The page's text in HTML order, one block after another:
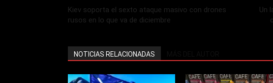
Kiev soporta el sexto ataque masivo con drones
rusos en lo que va de diciembre
Un
NOTICIAS RELACIONADAS